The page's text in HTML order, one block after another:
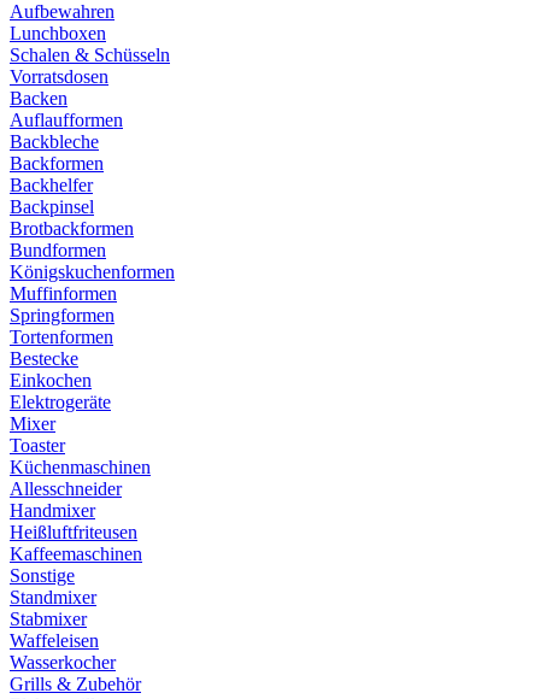
Aufbewahren
Lunchboxen
Schalen & Schüsseln
Vorratsdosen
Backen
Auflaufformen
Backbleche
Backformen
Backhelfer
Backpinsel
Brotbackformen
Bundformen
Königskuchenformen
Muffinformen
Springformen
Tortenformen
Bestecke
Einkochen
Elektrogeräte
Mixer
Toaster
Küchenmaschinen
Allesschneider
Handmixer
Heißluftfriteusen
Kaffeemaschinen
Sonstige
Standmixer
Stabmixer
Waffeleisen
Wasserkocher
Grills & Zubehör